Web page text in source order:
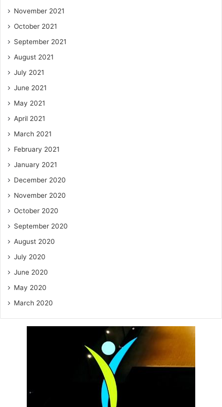
November 2021
October 2021
September 2021
August 2021
July 2021
June 2021
May 2021
April 2021
March 2021
February 2021
January 2021
December 2020
November 2020
October 2020
September 2020
August 2020
July 2020
June 2020
May 2020
March 2020